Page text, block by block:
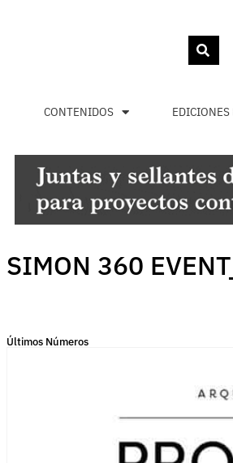
CONTENIDOS EDICIONES
SIMON 360
Últimos Números